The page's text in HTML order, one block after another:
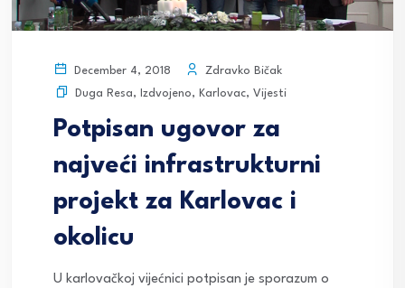
December 4, 2018
Zdravko Bičak
Duga Resa, Izdvojeno, Karlovac, Vijesti
Potpisan ugovor za
najveći infrastrukturni
projekt za Karlovac i
okolicu
U karlovačkoj vijećnici potpisan je sporazum o